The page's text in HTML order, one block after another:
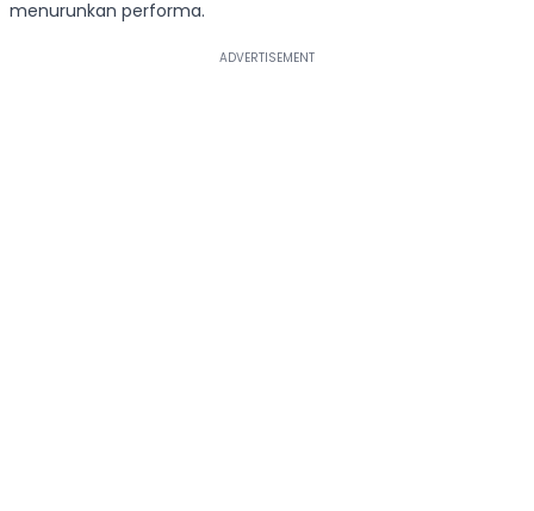
menurunkan performa.